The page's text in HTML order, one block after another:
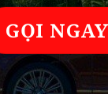
GỌI